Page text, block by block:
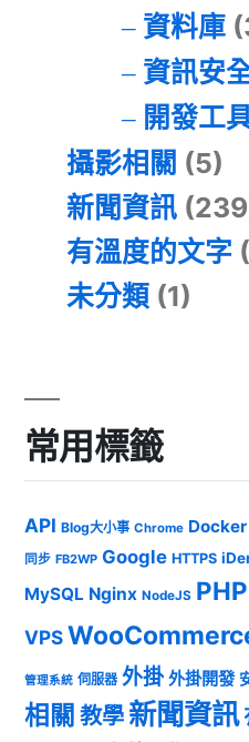
資料庫
資訊安
開發工
攝影相關 (5)
新聞資訊
有溫度的文字
未分類 (1)
常用標籤
API Blog大小事 Chrome Docker
同步 FB2WP Google HTTPS
MySQL Nginx NodeJS PHP
VPS
管理系統 伺服器 外掛 外掛開發
相關 教學 新聞資訊